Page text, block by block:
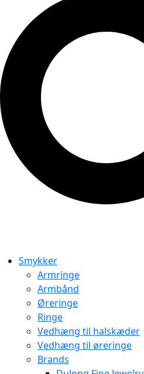
Smykker
Armringe
Armbånd
Øreringe
Ringe
Vedhæng til halskæder
Vedhæng til øreringe
Brands